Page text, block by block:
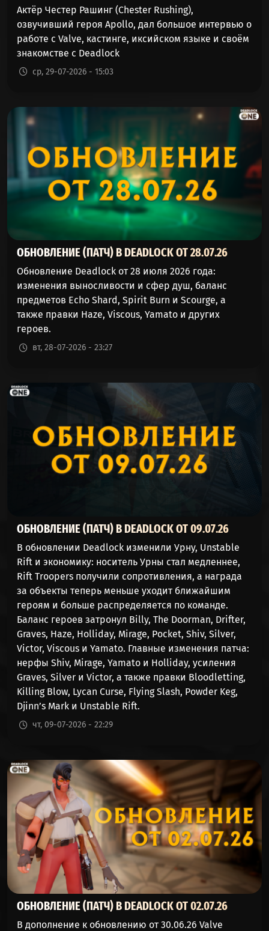
Актёр Честер Рашинг (Chester Rushing),
озвучивший героя Apollo, дал большое интервью о
работе с Valve, кастинге, иксийском языке и своём
знакомстве с Deadlock
ср, 29-07-2026 - 15:03
ОБНОВЛЕНИЕ (ПАТЧ) В DEADLOCK ОТ 28.07.26
Обновление Deadlock от 28 июля 2026 года:
изменения выносливости и сфер душ, баланс
предметов Echo Shard, Spirit Burn и Scourge, а
также правки Haze, Viscous, Yamato и других
героев.
вт, 28-07-2026 - 23:27
ОБНОВЛЕНИЕ (ПАТЧ) В DEADLOCK ОТ 09.07.26
В обновлении Deadlock изменили Урну, Unstable
Rift и экономику: носитель Урны стал медленнее,
Rift Troopers получили сопротивления, а награда
за объекты теперь меньше уходит ближайшим
героям и больше распределяется по команде.
Баланс героев затронул Billy, The Doorman, Drifter,
Graves, Haze, Holliday, Mirage, Pocket, Shiv, Silver,
Victor, Viscous и Yamato. Главные изменения патча:
нерфы Shiv, Mirage, Yamato и Holliday, усиления
Graves, Silver и Victor, а также правки Bloodletting,
Killing Blow, Lycan Curse, Flying Slash, Powder Keg,
Djinn’s Mark и Unstable Rift.
чт, 09-07-2026 - 22:29
ОБНОВЛЕНИЕ (ПАТЧ) В DEADLOCK ОТ 02.07.26
В дополнение к обновлению от 30.06.26 Valve